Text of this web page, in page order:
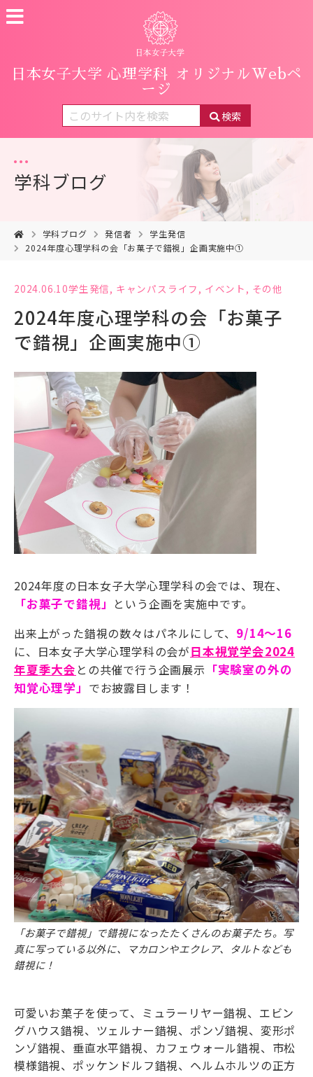
日本女子大学 心理学科
オリジナルWebペ
ージ
検索
学科ブログ
学科ブログ 発信者
学生発信
2024年度心理学科の会「お菓子で錯視」企画実施中①
2024.06.10学生発信, キャンパスライフ , イベント , その他
2024年度心理学科の会「お菓子
で錯視」企画実施中①
2024年度の日本女子大学心理学科の会では、現在、
「お菓子で錯視」 という企画を実施中です。
出来上がった錯視の数々はパネルにして、 9/14～16
に、日本女子大学心理学科の会が日本視覚学会2024
年夏季大会 との共催で行う企画展示 「実験室の外の
知覚心理学」 でお披露目します！
「お菓子で錯視」で錯視になったたくさんのお菓子たち。写
真に写っている以外に、マカロンやエクレア、タルトなども
錯視に！
可愛いお菓子を使って、ミュラーリヤー錯視、エビン
グハウス錯視、ツェルナー錯視、ポンゾ錯視、変形ポ
ンゾ錯視、垂直水平錯視、カフェウォール錯視、市松
模様錯視、ポッケンドルフ錯視、ヘルムホルツの正方